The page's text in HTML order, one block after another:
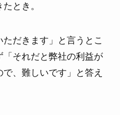
とき。
だきます」と言うとこ
「それだと弊社の利益が
、難しいです」と答え